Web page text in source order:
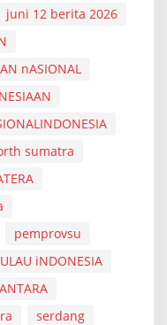
juni 12 berita 2026
nASIONAL
sumatra
pemprovsu
iNDONESIA
serdang